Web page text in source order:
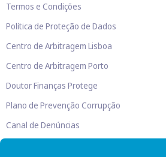
Termos e Condições
Política de Proteção de Dados
Centro de Arbitragem Lisboa
Centro de Arbitragem Porto
Doutor Finanças Protege
Plano de Prevenção Corrupção
Canal de Denúncias